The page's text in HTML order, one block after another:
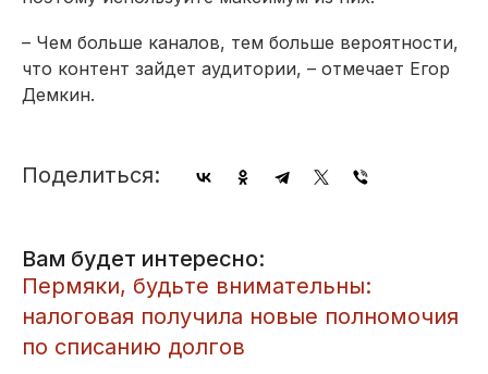
– Чем больше каналов, тем больше вероятности,
что контент зайдет аудитории, – отмечает Егор
Демкин.
Поделиться:
Вам будет интересно:
​Пермяки, будьте внимательны:
налоговая получила новые полномочия
по списанию долгов